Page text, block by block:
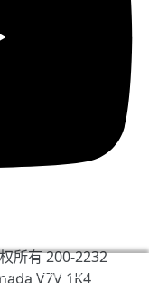
览本网站，表示
所有 200-2232
V7V 1K4